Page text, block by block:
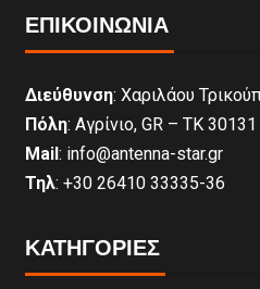
ΕΠΙΚΟΙΝΩΝΊΑ
Διεύθυνση: Χαριλάου
Πόλη: Αγρίνιο, GR – ΤΚ 30131
Mail: info@antenna-star.gr
Τηλ: +30 26410 33335-36
ΚΑΤΗΓΟΡΙΕΣ